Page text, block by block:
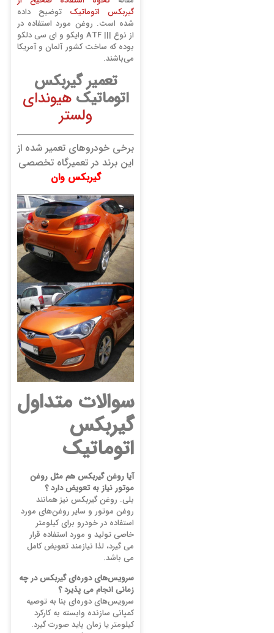
گیربکس اتوماتیک
توضیح داده
شده است. روغن مورد استفاده در
از نوع ||| ATF وایکو و ای سی دلکو
بوده که ساخت کشور آلمان و آمریکا
تعمیر گیربکس
اتوماتیکهیوندای
برخی خودروهای تعمیر شده از
این برند در تعمیرگاه تخصصی
گیربکس وان
سوالات متداول
گیربکس
اتوماتیک
آیا روغن گیربکس هم مثل روغن
موتور نیاز به تعویض دارد ؟
بلی. روغن گیربکس نیز همانند
روغن موتور و سایر روغن‌های مورد
استفاده در خودرو برای کیلومتر
خاصی تولید و مورد استفاده قرار
می گیرد، لذا نیازمند تعویض کامل
سرویس‌های دوره‌ای گیربکس در چه
زمانی انجام می پذیرد ؟
سرویس‌های دوره‌ای بنا به توصیه
کمپانی سازنده وابسته به کارکرد
کیلومتر یا زمان باید صورت گیرد.